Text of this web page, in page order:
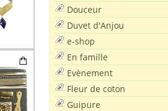
Douceur
Duvet d'Anjou
e-shop
En famille
Evènement
Fleur de coton
Guipure